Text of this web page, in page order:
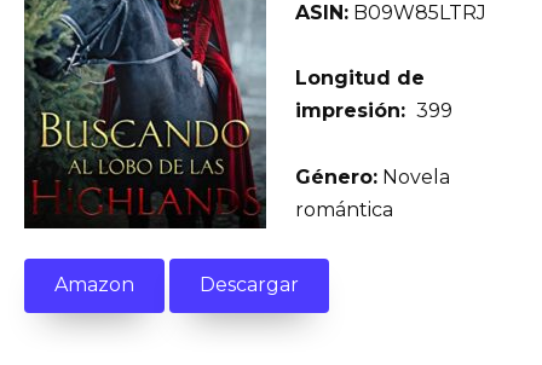
ASIN: B09W85LTRJ
Longitud de
impresión: 399
Género: Novela
romántica
Amazon Descargar